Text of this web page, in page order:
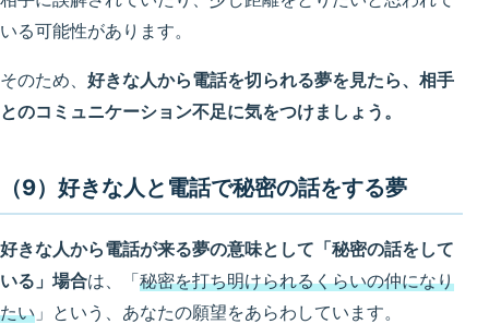
いる可能性があります。
そのため、 好きな人から電話を切られる夢を見たら、相手
とのコミュニケーション不足に気をつけましょう。
（9）好きな人と電話で秘密の話をする夢
好きな人から電話が来る夢の意味として「秘密の話をして
いる」場合は、「秘密を打ち明けられるくらいの仲になり
たい 」という、あなたの願望をあらわしています。